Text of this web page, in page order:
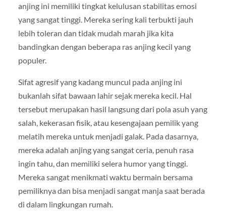
anjing ini memiliki tingkat kelulusan stabilitas emosi
yang sangat tinggi. Mereka sering kali terbukti jauh
lebih toleran dan tidak mudah marah jika kita
bandingkan dengan beberapa ras anjing kecil yang
populer.
Sifat agresif yang kadang muncul pada anjing ini
bukanlah sifat bawaan lahir sejak mereka kecil. Hal
tersebut merupakan hasil langsung dari pola asuh yang
salah, kekerasan fisik, atau kesengajaan pemilik yang
melatih mereka untuk menjadi galak. Pada dasarnya,
mereka adalah anjing yang sangat ceria, penuh rasa
ingin tahu, dan memiliki selera humor yang tinggi.
Mereka sangat menikmati waktu bermain bersama
pemiliknya dan bisa menjadi sangat manja saat berada
di dalam lingkungan rumah.